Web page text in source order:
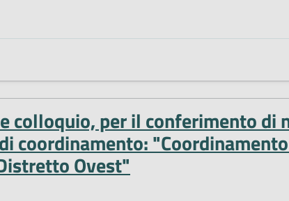
colloquio, per il conferimento di
coordinamento:
Ovest"